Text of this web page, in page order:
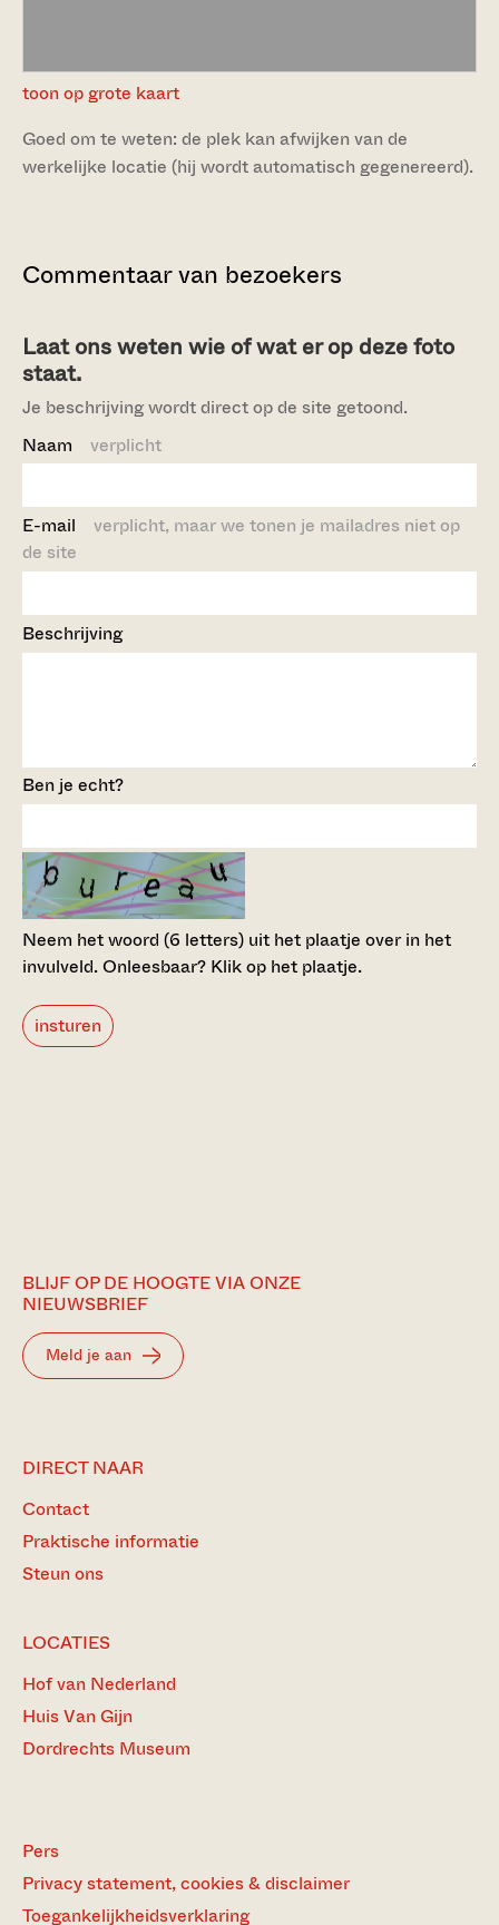
toon op grote kaart
Goed om te weten: de plek kan afwijken van de
werkelijke locatie (hij wordt automatisch gegenereerd).
Commentaar van bezoekers
Laat ons weten wie of wat er op deze foto
staat.
Je beschrijving wordt direct op de site getoond.
Naam verplicht
E-mail verplicht, maar we tonen je mailadres niet op
de site
Beschrijving
Ben je echt?
Neem het woord (6 letters) uit het plaatje over in het
invulveld.Onleesbaar? Klik op het plaatje.
insturen
BLIJF OP DE HOOGTE VIA ONZE
NIEUWSBRIEF
Meld je aan
DIRECT NAAR
Contact
Praktische informatie
Steun ons
LOCATIES
Hof van Nederland
Huis Van Gijn
Dordrechts Museum
Pers
Privacy statement, cookies & disclaimer
Toegankelijkheidsverklaring